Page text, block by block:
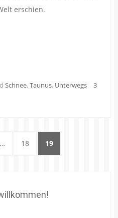
erschien.
Schnee, Taunus, Unterwegs
3
… PAGE
18 PAGE
19